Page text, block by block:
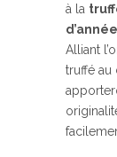
à la
Alliant
truffé au